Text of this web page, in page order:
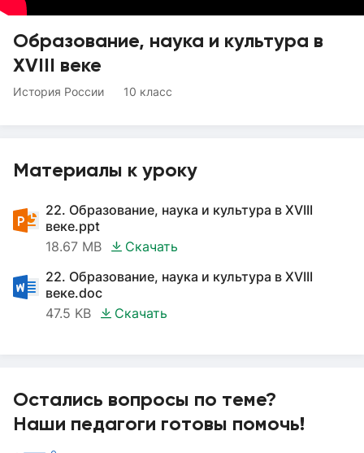
Образование, наука и культура в
XVIII веке
История России 10 класс
Материалы к уроку
22. Образование, наука и культура в XVIII
веке.ppt
18.67 MB
Скачать
22. Образование, наука и культура в XVIII
веке.doc
47.5 KB
Скачать
Остались вопросы по теме?
Наши педагоги готовы помочь!